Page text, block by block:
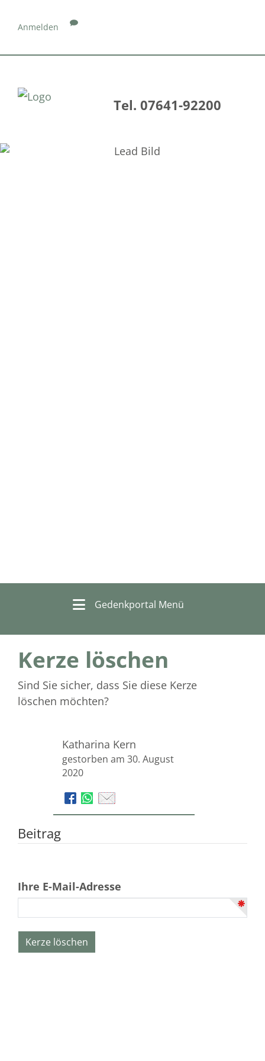
Anmelden
Tel. 07641-92200
Gedenkportal Menü
Kerze löschen
Sind Sie sicher, dass Sie diese Kerze
löschen möchten?
Katharina Kern
gestorben am 30. August
2020
Beitrag
Ihre E-Mail-Adresse